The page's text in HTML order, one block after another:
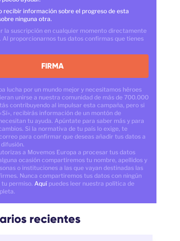
recibir información sobre el progreso de esta
ninguna otra.
la suscripción en cualquier momento directamente
Al proporcionarnos tus datos confirmas que tienes
FIRMA
lucha por un mundo mejor y necesitamos héroes
unirse a nuestra comunidad de más de 700.000
contribuyendo al impulsar esta campaña, pero si
recibirás información de un montón de
tu ayuda. Apúntate para saber más y para
Si la normativa de tu país lo exige, te
para confirmar que deseas añadir tus datos a
a Movemos Europa a procesar tus datos
ocasión compartiremos tu nombre, apellidos y
o instituciones a las que vayan destinadas las
Nunca compartiremos tus datos con ningún
permiso. Aquípuedes leer nuestra política de
recientes